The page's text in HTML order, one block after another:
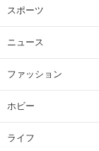
スポーツ
ニュース
ファッション
ホビー
ライフ